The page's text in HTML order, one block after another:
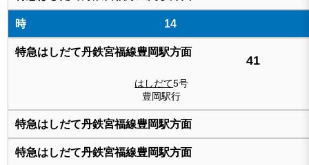
14
41
はしだて5号
豊岡駅行